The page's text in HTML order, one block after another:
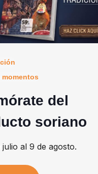
momentos
del
soriano
julio al 9 de agosto.